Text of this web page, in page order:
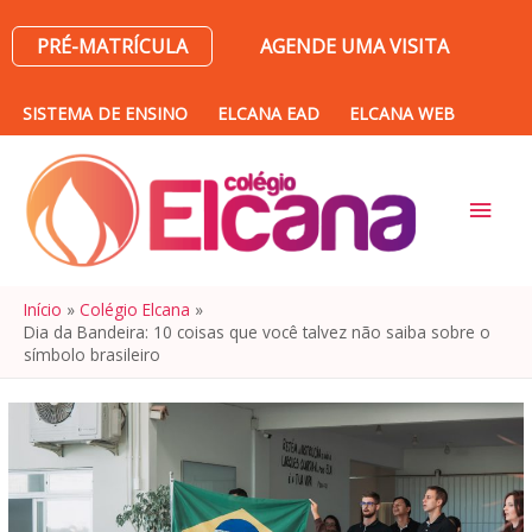
PRÉ-MATRÍCULA AGENDE UMA VISITA
SISTEMA DE ENSINO ELCANA EAD ELCANA WEB
Início
Colégio Elcana
Dia da Bandeira: 10 coisas que você talvez não saiba sobre o
símbolo brasileiro